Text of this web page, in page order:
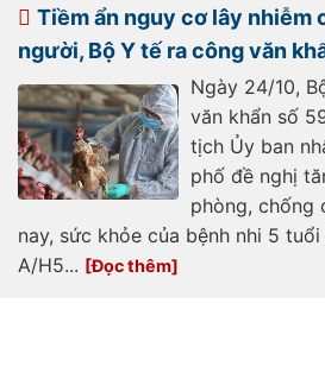
Tiềm ẩn nguy cơ lây nhiễm
người, Bộ Y tế ra công văn
Ngày 24/10,
văn khẩn số
tịch Ủy ban
phố đề nghị
phòng, chống
nay, sức khỏe của bệnh nhi 5
A/H5...